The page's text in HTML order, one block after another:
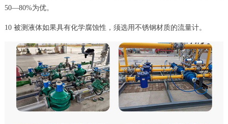
50—80%为优。
10 被测液体如果具有化学腐蚀性，须选用不锈钢材质的流量计。